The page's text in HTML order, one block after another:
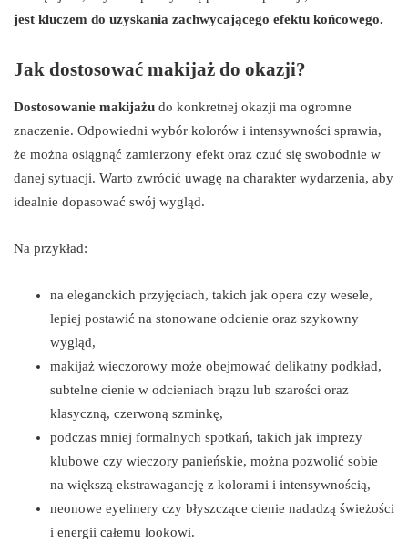
jest kluczem do uzyskania zachwycającego efektu końcowego.
Jak dostosować makijaż do okazji?
Dostosowanie makijażu do konkretnej okazji ma ogromne
znaczenie. Odpowiedni wybór kolorów i intensywności sprawia,
że można osiągnąć zamierzony efekt oraz czuć się swobodnie w
danej sytuacji. Warto zwrócić uwagę na charakter wydarzenia, aby
idealnie dopasować swój wygląd.
Na przykład:
na eleganckich przyjęciach, takich jak opera czy wesele,
lepiej postawić na stonowane odcienie oraz szykowny
wygląd,
makijaż wieczorowy może obejmować delikatny podkład,
subtelne cienie w odcieniach brązu lub szarości oraz
klasyczną, czerwoną szminkę,
podczas mniej formalnych spotkań, takich jak imprezy
klubowe czy wieczory panieńskie, można pozwolić sobie
na większą ekstrawagancję z kolorami i intensywnością,
neonowe eyelinery czy błyszczące cienie nadadzą świeżości
i energii całemu lookowi.